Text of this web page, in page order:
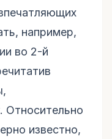
например,
во 2-й
известно,